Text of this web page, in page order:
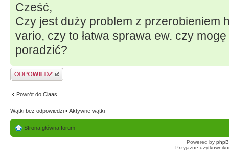
Cześć,
Czy jest duży problem z przerobieniem
vario, czy to łatwa sprawa ew. czy
poradzić?
Odpowiedz
Powrót do Claas
Wątki bez odpowiedzi • Aktywne wątki
Strona główna forum
Powered by
Przyjazne